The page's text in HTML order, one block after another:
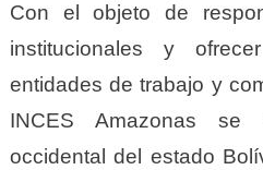
Con el objeto de
institucionales y
entidades de trabajo y
INCES Amazonas
occidental del estado